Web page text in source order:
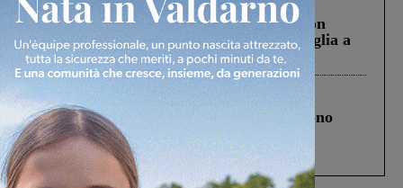
Scomparso da una struttura di Castiglion
Fiorentino l’uomo che aveva ucciso la figlia a
Levane nel 2020
Cronaca 4 Agosto 2026
Un anno fa la strage in A1 in cui morirono
Gianni, Giulia e Franco. Lo schianto, il
processo, lo stop ai sorpassi fra tir....